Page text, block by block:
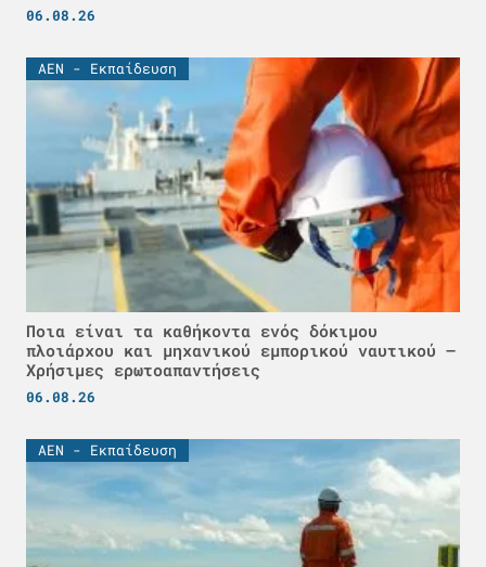
06.08.26
ΑΕΝ - Εκπαίδευση
Ποια είναι τα καθήκοντα ενός δόκιμου
πλοιάρχου και μηχανικού εμπορικού ναυτικού –
Χρήσιμες ερωτοαπαντήσεις
06.08.26
ΑΕΝ - Εκπαίδευση